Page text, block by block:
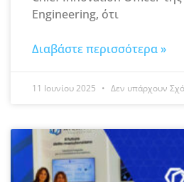
Engineering, ότι
Διαβάστε περισσότερα »
11 Ιουνίου 2025 Δεν υπάρχουν